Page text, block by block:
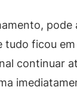
pode
tudo ficou
continuar